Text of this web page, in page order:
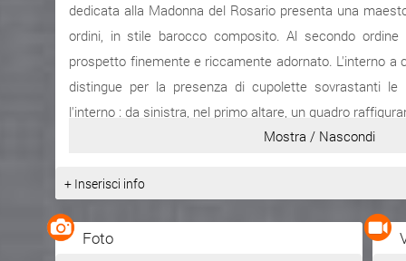
dedicata alla Madonna del Rosario presenta una
ordini, in stile barocco composito. Al secondo
prospetto finemente e riccamente adornato. L'interno a
distingue per la presenza di cupolette sovrastanti le
l'interno : da sinistra, nel primo altare, un quadro
appestati, del ragusano Lo Presti, nel secondo altare,
Martino ; nel transetto di sinistra un Sant'Antonio
con le immagini della Nativit� ; nell'abside di
settecentesco busto ligneo dell'Ecce Homo e due
Mostra / Nascondi
+ Inserisci info
Foto